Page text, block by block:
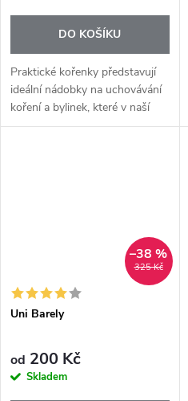
DO KOŠÍKU
Praktické kořenky představují
ideální nádobky na uchovávání
koření a bylinek, které v naší
kuchyni nabývají stále většího
325 Kč
–38 %
Uni Barely
od 200 Kč
Skladem